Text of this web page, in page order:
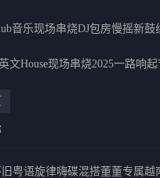
音乐现场串烧DJ包房慢摇新鼓
文House现场串烧2025一路响
粤语旋律嗨碟混搭董董专属越